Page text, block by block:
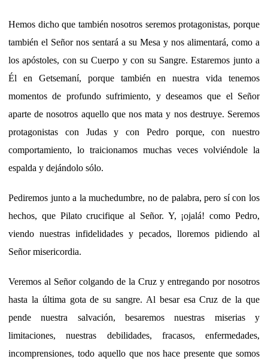
Hemos dicho que también nosotros seremos protagonistas, porque
también el Señor nos sentará a su Mesa y nos alimentará, como a
los apóstoles, con su Cuerpo y con su Sangre. Estaremos junto a
Él en Getsemaní, porque también en nuestra vida tenemos
momentos de profundo sufrimiento, y deseamos que el Señor
aparte de nosotros aquello que nos mata y nos destruye. Seremos
protagonistas con Judas y con Pedro porque, con nuestro
comportamiento, lo traicionamos muchas veces volviéndole la
espalda y dejándolo sólo.
Pediremos junto a la muchedumbre, no de palabra, pero sí con los
hechos, que Pilato crucifique al Señor. Y, ¡ojalá! como Pedro,
viendo nuestras infidelidades y pecados, lloremos pidiendo al
Señor misericordia.
Veremos al Señor colgando de la Cruz y entregando por nosotros
hasta la última gota de su sangre. Al besar esa Cruz de la que
pende nuestra salvación, besaremos nuestras miserias y
limitaciones, nuestras debilidades, fracasos, enfermedades,
incomprensiones, todo aquello que nos hace presente que somos